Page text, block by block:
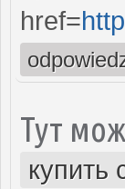
href=
Тут